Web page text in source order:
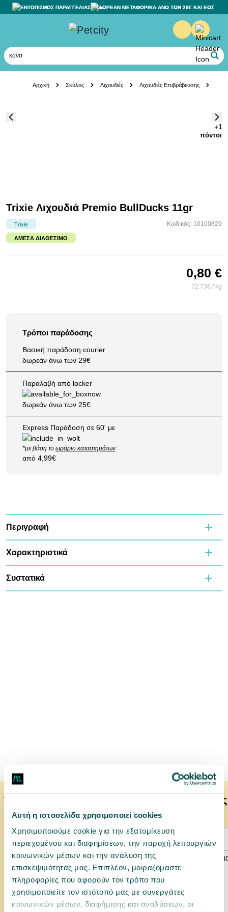
Αυτή η ιστοσελίδα χρησιμοποιεί cookies
Χρησιμοποιούμε cookie για την εξατομίκευση
περιεχομένου και διαφημίσεων, την παροχή λειτουργιών
κοινωνικών μέσων και την ανάλυση της
επισκεψιμότητάς μας. Επιπλέον, μοιραζόμαστε
πληροφορίες που αφορούν τον τρόπο που
χρησιμοποιείτε τον ιστότοπό μας με συνεργάτες
κοινωνικών μέσων, διαφήμισης και αναλύσεων, οι
ΕΝΤΟΠΙΣΜΟΣ ΠΑΡΑΓΓΕΛΙΑΣ ΔΩΡΕΑΝ ΜΕΤΑΦΟΡΙΚΑ ΑΝΩ ΤΩΝ 29€ ΚΑΙ ΕΩΣ
κονσέρβ
Αρχική Σκύλος Λιχουδιές Λιχουδιές Επιβράβευσης
+1
πόντοι
Trixie Λιχουδιά Premio BullDucks 11gr
Trixie Κωδικός: 10100829
ΆΜΕΣΑ ΔΙΑΘΈΣΙΜΟ
0,80 €
72.73€ / kg
Τρόποι παράδοσης
Βασική παράδοση courier
δωρεάν άνω των 29€
Παραλαβή από locker
δωρεάν άνω των 25€
Express Παράδοση σε 60' με
*με βάση το ωράριο καταστημάτων
από 4,99€
Περιγραφή
Χαρακτηριστικά
Συστατικά
Το κατοικίδιό σας μπορεί να προτιμάει επίσης